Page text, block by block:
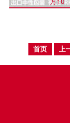
首页 上